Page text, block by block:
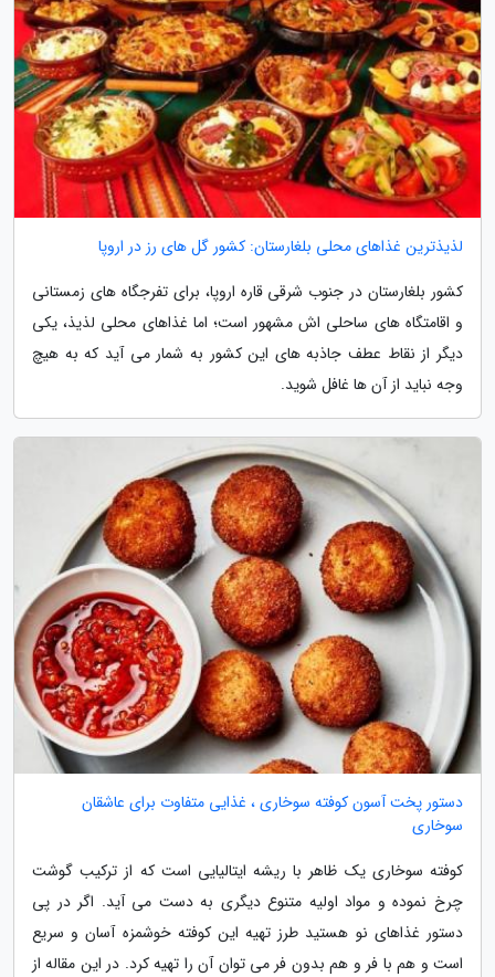
لذیذترین غذاهای محلی بلغارستان: کشور گل های رز در اروپا
کشور بلغارستان در جنوب شرقی قاره اروپا، برای تفرجگاه های زمستانی
و اقامتگاه های ساحلی اش مشهور است؛ اما غذاهای محلی لذیذ، یکی
دیگر از نقاط عطف جاذبه های این کشور به شمار می آید که به هیچ
وجه نباید از آن ها غافل شوید.
دستور پخت آسون کوفته سوخاری ، غذایی متفاوت برای عاشقان
سوخاری
کوفته سوخاری یک ظاهر با ریشه ایتالیایی است که از ترکیب گوشت
چرخ نموده و مواد اولیه متنوع دیگری به دست می آید. اگر در پی
دستور غذاهای نو هستید طرز تهیه این کوفته خوشمزه آسان و سریع
است و هم با فر و هم بدون فر می توان آن را تهیه کرد. در این مقاله از